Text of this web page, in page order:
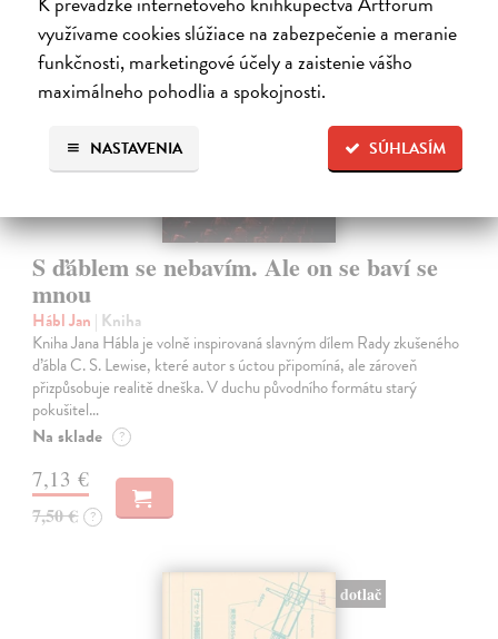
využívame cookies slúžiace na zabezpečenie a meranie
funkčnosti, marketingové účely a zaistenie vášho
maximálneho pohodlia a spokojnosti.
SÚHLASÍM
NASTAVENIA
S ďáblem se nebavím. Ale on se baví se
mnou
Hábl Jan | Kniha
Kniha Jana Hábla je volně inspirovaná slavným dílem Rady zkušeného
ďábla C. S. Lewise, které autor s úctou připomíná, ale zároveň
přizpůsobuje realitě dneška. V duchu původního formátu starý
pokušitel…
Na sklade ?
7,13 €
7,50 € ?
dotlač